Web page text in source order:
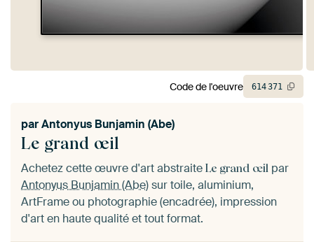
Le grand œil
parAntonyus Bunjamin (Abe)
Achetez cette œuvre d'art abstraite Le grand œil par
Antonyus Bunjamin (Abe)sur toile, aluminium,
ArtFrame ou photographie (encadrée), impression
d'art en haute qualité et tout format.
Code de l'oeuvre 614371